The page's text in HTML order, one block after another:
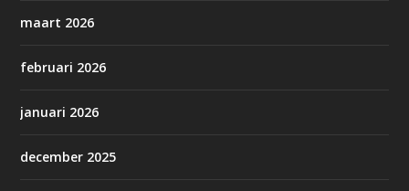
maart 2026
februari 2026
januari 2026
december 2025